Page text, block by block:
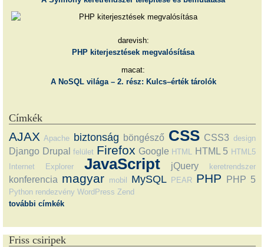
darevish:
PHP kiterjesztések megvalósítása
macat:
A NoSQL világa – 2. rész: Kulcs–érték tárolók
Címkék
AJAX Apache biztonság böngésző CSS CSS3 design
Django Drupal felület Firefox Google HTML HTML 5 HTML5
Internet Explorer
JavaScript jQuery keretrendszer
konferencia magyar mobil MySQL PEAR PHP PHP 5
Python rendezvény WordPress Zend
további címkék
Friss csiripek